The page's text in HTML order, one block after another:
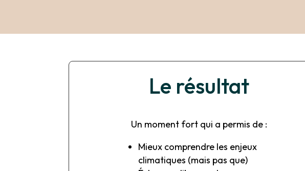
Le résultat
Un moment fort qui a permis de :
Mieux comprendre les enjeux
climatiques (mais pas que)